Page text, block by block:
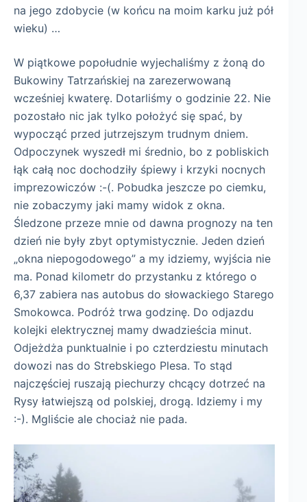
na jego zdobycie (w końcu na moim karku już pół
wieku) …
W piątkowe popołudnie wyjechaliśmy z żoną do
Bukowiny Tatrzańskiej na zarezerwowaną
wcześniej kwaterę. Dotarliśmy o godzinie 22. Nie
pozostało nic jak tylko położyć się spać, by
wypocząć przed jutrzejszym trudnym dniem.
Odpoczynek wyszedł mi średnio, bo z pobliskich
łąk całą noc dochodziły śpiewy i krzyki nocnych
imprezowiczów :-(. Pobudka jeszcze po ciemku,
nie zobaczymy jaki mamy widok z okna.
Śledzone przeze mnie od dawna prognozy na ten
dzień nie były zbyt optymistycznie. Jeden dzień
„okna niepogodowego” a my idziemy, wyjścia nie
ma. Ponad kilometr do przystanku z którego o
6,37 zabiera nas autobus do słowackiego Starego
Smokowca. Podróż trwa godzinę. Do odjazdu
kolejki elektrycznej mamy dwadzieścia minut.
Odjeżdża punktualnie i po czterdziestu minutach
dowozi nas do Strebskiego Plesa. To stąd
najczęściej ruszają piechurzy chcący dotrzeć na
Rysy łatwiejszą od polskiej, drogą. Idziemy i my
:-). Mgliście ale chociaż nie pada.